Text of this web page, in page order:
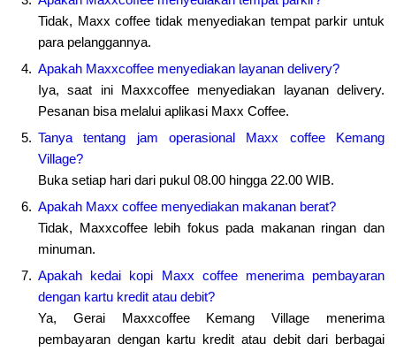
Tidak, Maxx coffee tidak menyediakan tempat parkir untuk
para pelanggannya.
Apakah Maxxcoffee menyediakan layanan delivery?
Iya, saat ini Maxxcoffee menyediakan layanan delivery.
Pesanan bisa melalui aplikasi Maxx Coffee.
Tanya tentang jam operasional Maxx coffee Kemang
Village?
Buka setiap hari dari pukul 08.00 hingga 22.00 WIB.
Apakah Maxx coffee menyediakan makanan berat?
Tidak, Maxxcoffee lebih fokus pada makanan ringan dan
minuman.
Apakah kedai kopi Maxx coffee menerima pembayaran
dengan kartu kredit atau debit?
Ya, Gerai Maxxcoffee Kemang Village menerima
pembayaran dengan kartu kredit atau debit dari berbagai